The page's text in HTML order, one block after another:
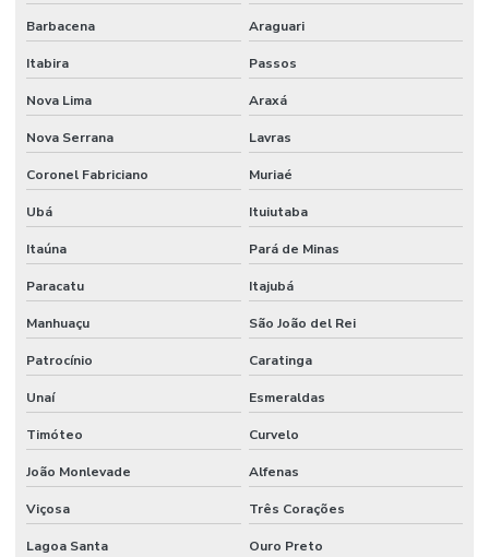
Barbacena Araguari
Itabira Passos
Nova Lima Araxá
Nova Serrana Lavras
Coronel Fabriciano Muriaé
Ubá Ituiutaba
Itaúna Pará de Minas
Paracatu Itajubá
Manhuaçu São João del Rei
Patrocínio Caratinga
Unaí Esmeraldas
Timóteo Curvelo
João Monlevade Alfenas
Viçosa Três Corações
Lagoa Santa Ouro Preto